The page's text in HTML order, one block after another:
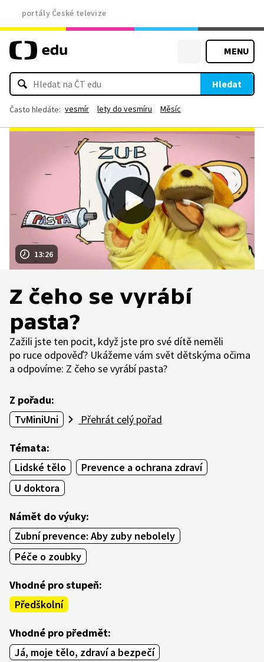
portály České televize
MENU
Hledat
Často hledáte: vesmír lety do vesmíru Měsíc
13:26
Z čeho se vyrábí
pasta?
Zažili jste ten pocit, když jste pro své dítě neměli
po ruce odpověď? Ukážeme vám svět dětskýma očima
a odpovíme: Z čeho se vyrábí pasta?
Z pořadu:
TvMiniUni
Přehrát celý pořad
Témata:
Lidské tělo
Prevence a ochrana zdraví
U doktora
Námět do výuky:
Zubní prevence: Aby zuby nebolely
Péče o zoubky
Vhodné pro stupeň:
Předškolní
Vhodné pro předmět:
Já, moje tělo, zdraví a bezpečí